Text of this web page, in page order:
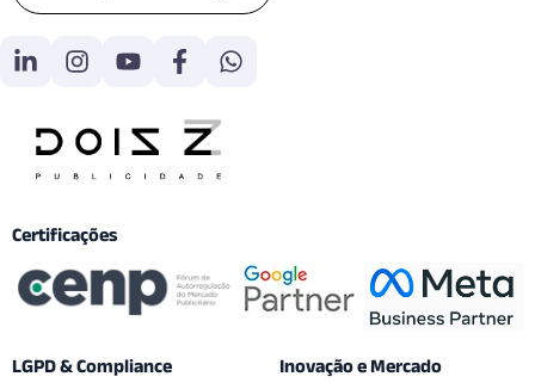
Certificações
LGPD & Compliance Inovação e Mercado